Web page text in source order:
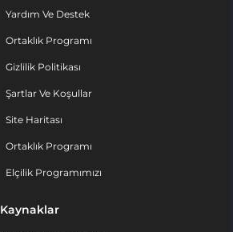
Yardım Ve Destek
Ortaklık Programı
Gizlilik Politikası
Şartlar Ve Koşullar
Site Haritası
Ortaklık Programı
Elçilik Programımızı
Kaynaklar